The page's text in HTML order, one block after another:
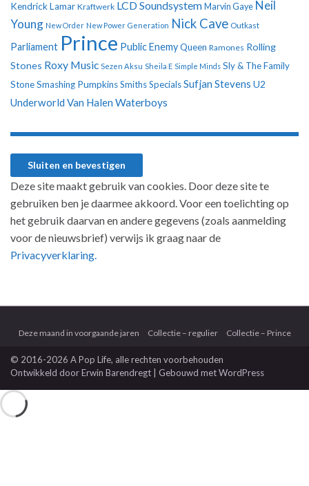
Kendrick Lamar Kraftwerk LCD Soundsystem Marvin Gaye Neil
Young New Order New Power Generation Nick Cave Outkast
Parliament Prince Public EnemyQueen Ramones Rolling
Stones Roxy Music Sezen Aksu Sheila E Simple Minds Sly & The Family
StoneSmashing PumpkinsSmithsSpecialsSufjan Stevens U2
Underworld Van Halen Waterboys
Deze site maakt gebruik van cookies. Door deze site te
gebruiken ben je daarmee akkoord. Voor een toelichting op
het gebruik daarvan en andere gegevens (zoals aanmelding
voor de nieuwsbrief) verwijs ik graag naar de
Privacyverklaring.
Deze maand in voorgaande jaren Collectie – regulier Collectie – Prince
© 2016-2026 A Pop Life, alle rechten voorbehouden
Ontwikkeld doorErwin Barendregt | Gebouwd metWordPress